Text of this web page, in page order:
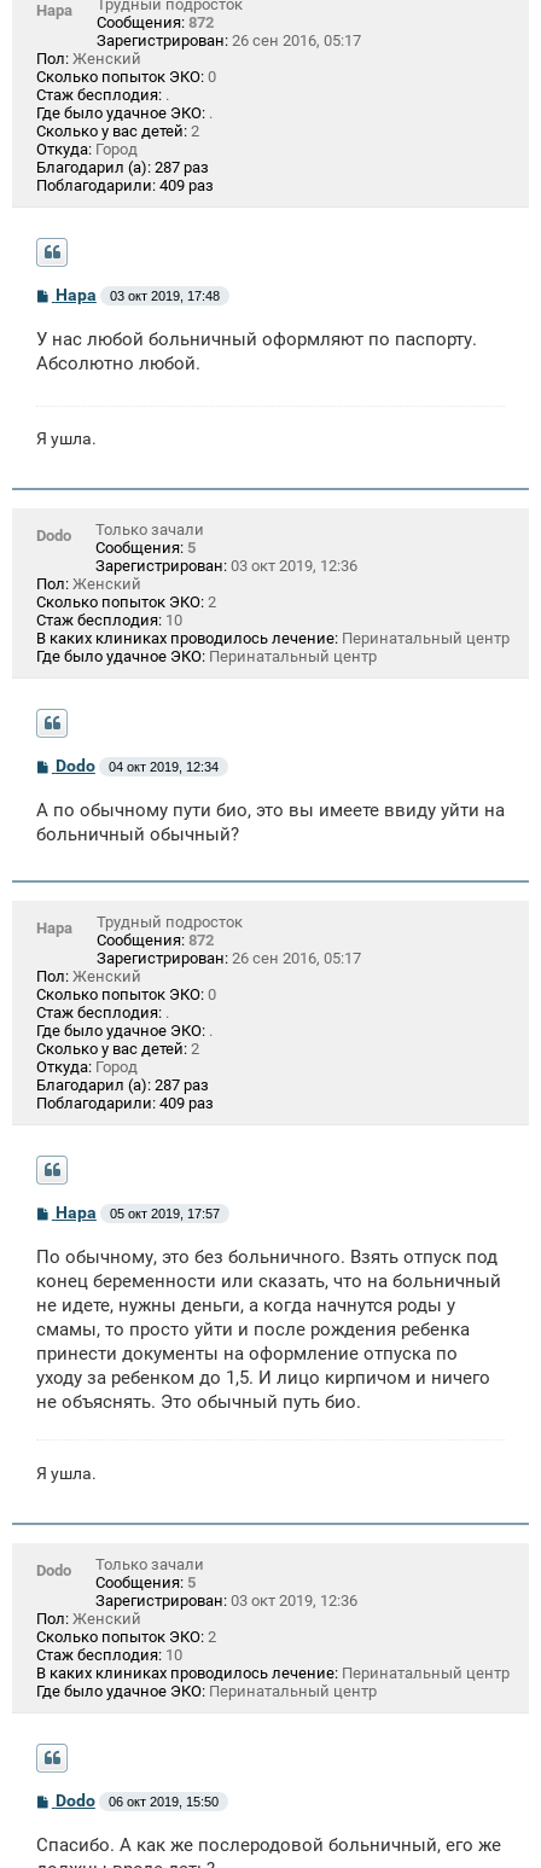
Нара
Трудный подросток
Сообщения: 872
Зарегистрирован: 26 сен 2016, 05:17
Пол: Женский
Сколько попыток ЭКО: 0
Стаж бесплодия: .
Где было удачное ЭКО: .
Сколько у вас детей: 2
Откуда: Город
Благодарил (а): 287 раз
Поблагодарили: 409 раз
С
о
б
щ
Нара 03 окт 2019, 17:48
У нас любой больничный оформляют по паспорту.
Абсолютно любой.
Я ушла.
Dodo
Только зачали
Сообщения: 5
Зарегистрирован: 03 окт 2019, 12:36
Пол: Женский
Сколько попыток ЭКО: 2
Стаж бесплодия: 10
В каких клиниках проводилось лечение: Перинатальный центр
Где было удачное ЭКО: Перинатальный центр
С
б
щ
и
Dodo 04 окт 2019, 12:34
А по обычному пути био, это вы имеете ввиду уйти на
больничный обычный?
Нара
Трудный подросток
Сообщения: 872
Зарегистрирован: 26 сен 2016, 05:17
Пол: Женский
Сколько попыток ЭКО: 0
Стаж бесплодия: .
Где было удачное ЭКО: .
Сколько у вас детей: 2
Откуда: Город
Благодарил (а): 287 раз
Поблагодарили: 409 раз
С
б
щ
н
и
Нара 05 окт 2019, 17:57
По обычному, это без больничного. Взять отпуск под
конец беременности или сказать, что на больничный
не идете, нужны деньги, а когда начнутся роды у
смамы, то просто уйти и после рождения ребенка
принести документы на оформление отпуска по
уходу за ребенком до 1,5. И лицо кирпичом и ничего
не объяснять. Это обычный путь био.
Я ушла.
Dodo
Только зачали
Сообщения: 5
Зарегистрирован: 03 окт 2019, 12:36
Пол: Женский
Сколько попыток ЭКО: 2
Стаж бесплодия: 10
В каких клиниках проводилось лечение: Перинатальный центр
Где было удачное ЭКО: Перинатальный центр
С
б
Dodo 06 окт 2019, 15:50
Спасибо. А как же послеродовой больничный, его же